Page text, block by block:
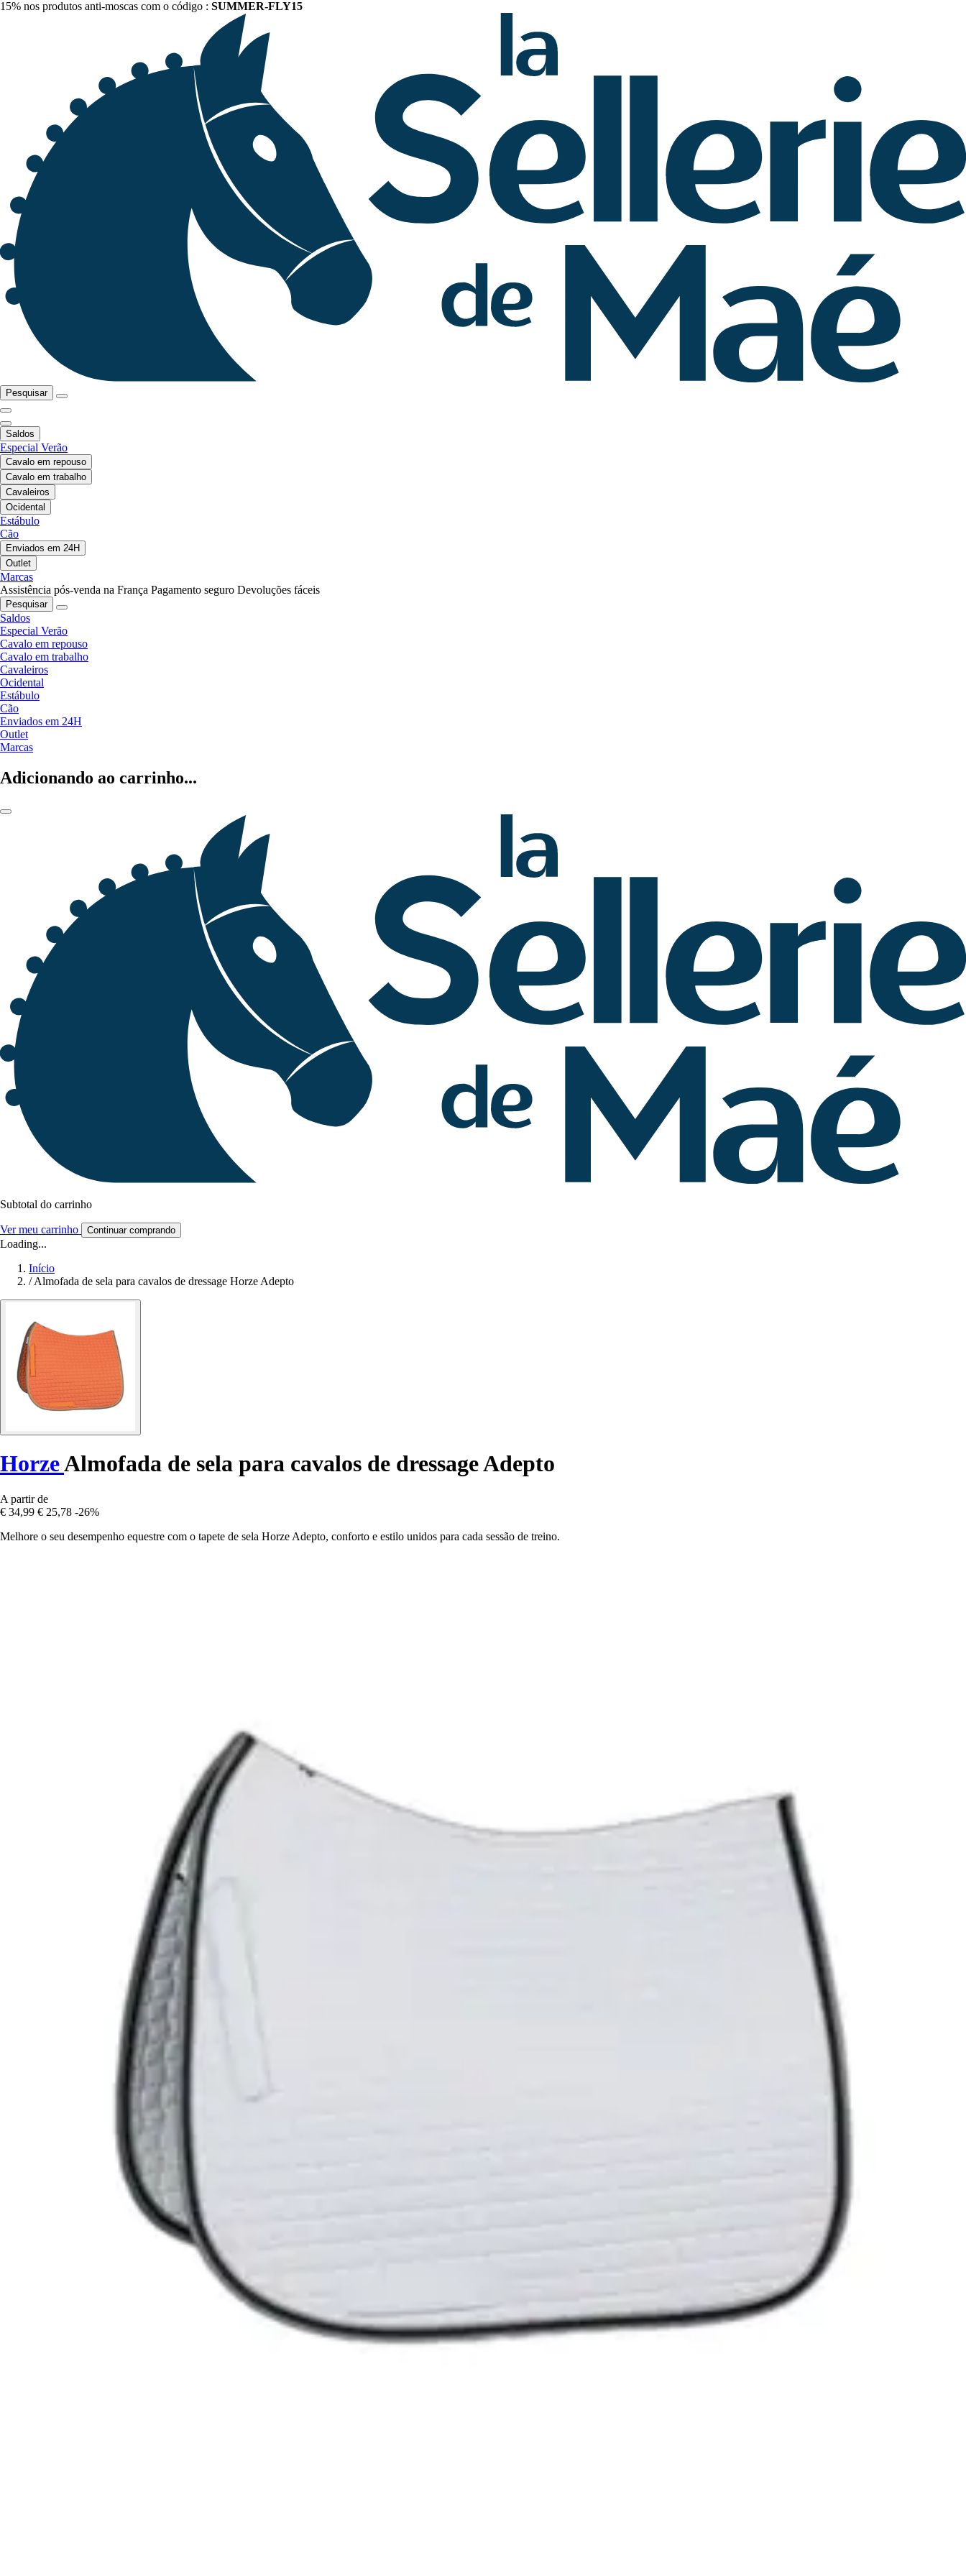
15% nos produtos anti-moscas com o código : SUMMER-FLY15
Pesquisar
Saldos
Especial Verão
Cavalo em repouso
Cavalo em trabalho
Cavaleiros
Ocidental
Estábulo
Cão
Enviados em 24H
Outlet
Marcas
Assistência pós-venda na França Pagamento seguro Devoluções fáceis
Pesquisar
Saldos
Especial Verão
Cavalo em repouso
Cavalo em trabalho
Cavaleiros
Ocidental
Estábulo
Cão
Enviados em 24H
Outlet
Marcas
Adicionando ao carrinho...
Subtotal do carrinho
Ver meu carrinho Continuar comprando
Loading...
Início
/ Almofada de sela para cavalos de dressage Horze Adepto
HorzeAlmofada de sela para cavalos de dressage Adepto
A partir de
€ 34,99 € 25,78 -26%
Melhore o seu desempenho equestre com o tapete de sela Horze Adepto, conforto e estilo unidos para cada sessão de treino.